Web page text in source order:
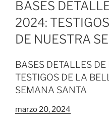
BASES
2024:
DE NUESTRA
BASES DETALLES
TESTIGOS DE LA
SEMANA SANTA
marzo 20, 2024